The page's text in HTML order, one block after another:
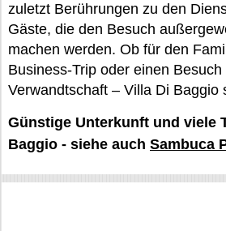
zuletzt Berührungen zu den
Gäste, die den Besuch
machen werden. Ob für den
Business-Trip oder einen Besuch
Verwandtschaft – Villa Di Baggio
Günstige Unterkunft und viele
Baggio - siehe auch Sambuca